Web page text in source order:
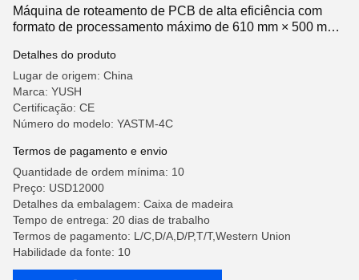
Máquina de roteamento de PCB de alta eficiência com
formato de processamento máximo de 610 mm × 500 mm
de precisão
Detalhes do produto
Lugar de origem: China
Marca: YUSH
Certificação: CE
Número do modelo: YASTM-4C
Termos de pagamento e envio
Quantidade de ordem mínima: 10
Preço: USD12000
Detalhes da embalagem: Caixa de madeira
Tempo de entrega: 20 dias de trabalho
Termos de pagamento: L/C,D/A,D/P,T/T,Western Union
Habilidade da fonte: 10